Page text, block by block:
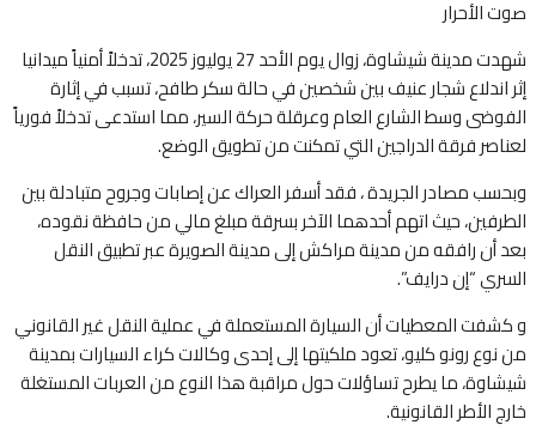
صوت الأحرار
شهدت مدينة شيشاوة، زوال يوم الأحد 27 يوليوز 2025، تدخلاً أمنياً ميدانيا
إثر اندلاع شجار عنيف بين شخصين في حالة سكر طافح، تسبب في إثارة
الفوضى وسط الشارع العام وعرقلة حركة السير، مما استدعى تدخلاً فورياً
لعناصر فرقة الدراجين التي تمكنت من تطويق الوضع.
وبحسب مصادر الجريدة ، فقد أسفر العراك عن إصابات وجروح متبادلة بين
الطرفين، حيث اتهم أحدهما الآخر بسرقة مبلغ مالي من حافظة نقوده،
بعد أن رافقه من مدينة مراكش إلى مدينة الصويرة عبر تطبيق النقل
السري “إن درايف”.
و كشفت المعطيات أن السيارة المستعملة في عملية النقل غير القانوني
من نوع رونو كليو، تعود ملكيتها إلى إحدى وكالات كراء السيارات بمدينة
شيشاوة، ما يطرح تساؤلات حول مراقبة هذا النوع من العربات المستغلة
خارج الأطر القانونية.